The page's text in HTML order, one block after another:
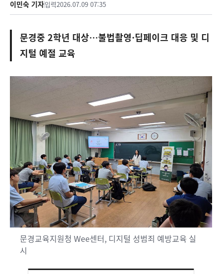
이민숙 기자입력2026.07.09 07:35
문경중 2학년 대상…불법촬영·딥페이크 대응 및 디
지털 예절 교육
문경교육지원청 Wee센터, 디지털 성범죄 예방교육 실
시